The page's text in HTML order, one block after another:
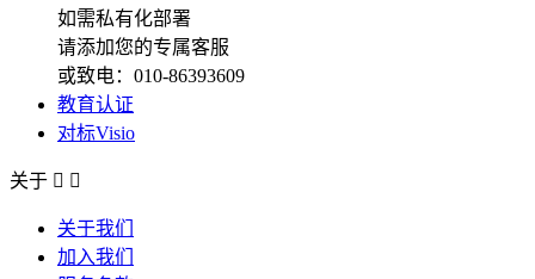
如需私有化部署
请添加您的专属客服
或致电：010-86393609
教育认证
对标Visio
关于  
关于我们
加入我们